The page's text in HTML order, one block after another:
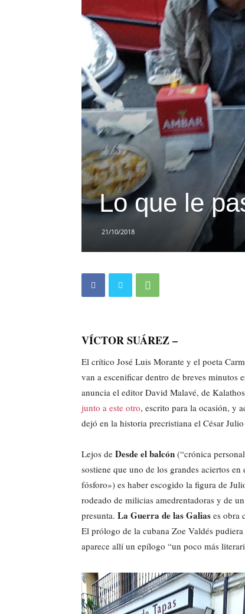
Lo que le
21/10/2018
VÍCTOR SUÁREZ –
El crítico José Luis Morante y el poeta
van a escenificar dentro de breves minutos
anuncia el editor David Malavé, de
junto a este otro, escrito para la ocasión, y
dejó en la historia precristiana el César
Lejos de Desde el balcón (“crónica
sostiene que uno de los grandes aciertos
fósforo») es haber escogido la figura de
rodeado de milicias amedrentadoras y de
presunta. La Guerra de las Galias es obra
El prólogo de la cubana Zoe Valdés
aparece allí un epílogo “un poco más